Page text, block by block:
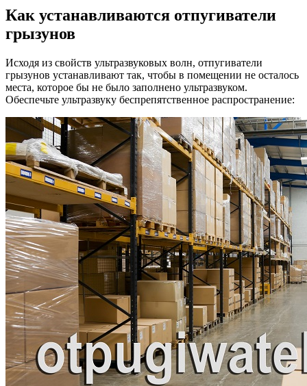
Как устанавливаются отпугиватели
грызунов
Исходя из свойств ультразвуковых волн, отпугиватели
грызунов устанавливают так, чтобы в помещении не осталось
места, которое бы не было заполнено ультразвуком.
Обеспечьте ультразвуку беспрепятственное распространение: